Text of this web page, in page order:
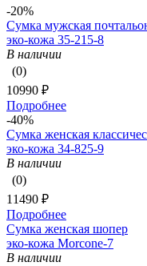
-20%
Сумка мужская
эко-кожа 35-215-8
В наличии
(0)
10990 ₽
Подробнее
-40%
Сумка женская
эко-кожа 34-825-9
В наличии
(0)
11490 ₽
Подробнее
Сумка женская шопер
эко-кожа Morcone-7
В наличии